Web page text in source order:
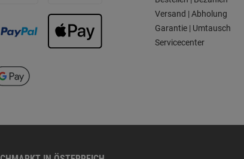
Versand | Abholung
Garantie | Umtausch
Servicecenter